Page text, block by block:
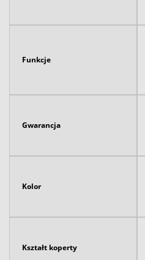
Funkcje
Gwarancja
Kolor
Kształt koperty